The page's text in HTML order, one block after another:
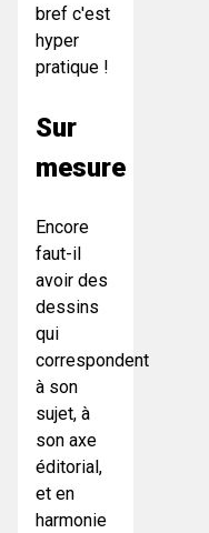
bref c'est
hyper
pratique !
Sur
mesure
Encore
faut-il
avoir des
dessins
qui
correspondent
à son
sujet, à
son axe
éditorial,
et en
harmonie